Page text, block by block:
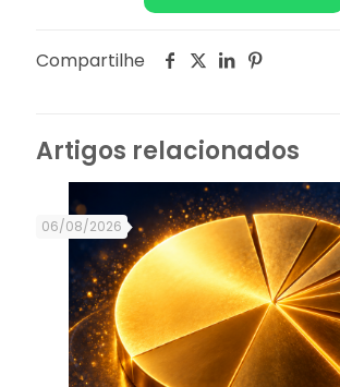
Compartilhe
Artigos relacionados
06/08/2026